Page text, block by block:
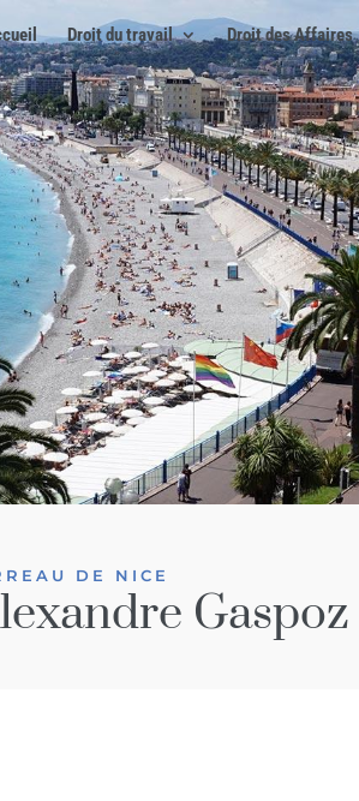
Droit du travail Droit des Affaires
DE NICE
Gaspoz